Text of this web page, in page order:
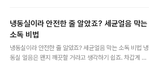
게 쌓이는데요. 그냥 방치하면 먼지바람이 떠다닐 수 있어
서 사용 전에 제대로 관리해두는게 중요해요. 날개 커버만
분리할 수 있으면 누구나 쉽게 할 수 있답니다~ 청소 전에
는 안전하게 전원 플러그부터 꼭 빼주세요! 본체 겉부분은
물티슈로만 닦아줘도 먼지가 금방 정리돼요. 손 많이 닿는
냉동실이라 안전한 줄 알았죠? 세균얼음 막는
소독 비법
냉동실이라 안전한 줄 알았죠? 세균얼음 막는 소독 비법 냉
동실 얼음은 왠지 깨끗할 거라고 생각하기 쉽죠. 차갑게 얼